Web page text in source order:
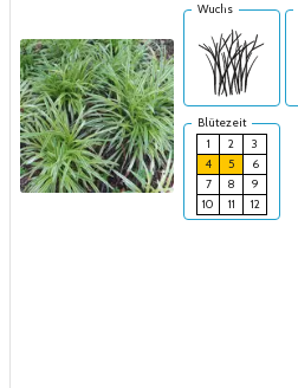
Wuchs
Blütezeit
1
2
3
4
5
6
7
8
9
10
11 12